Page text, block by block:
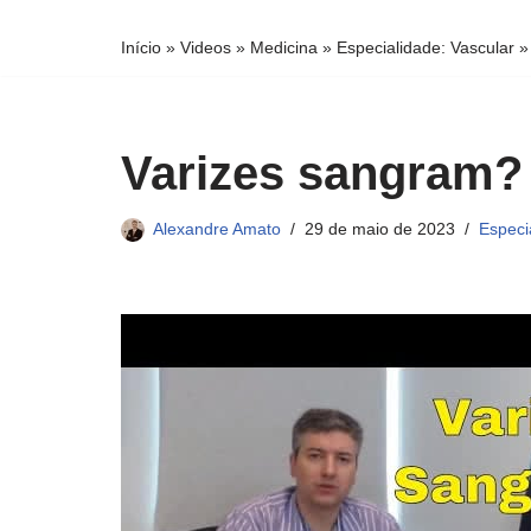
Início » Videos » Medicina » Especialidade: Vascular »
Varizes
Alexandre Amato 29 de maio de 2023